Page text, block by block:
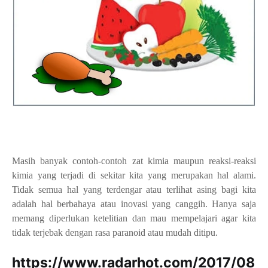
Masih banyak contoh-contoh zat kimia maupun reaksi-reaksi
kimia yang terjadi di sekitar kita yang merupakan hal alami.
Tidak semua hal yang terdengar atau terlihat asing bagi kita
adalah hal berbahaya atau inovasi yang canggih. Hanya saja
memang diperlukan ketelitian dan mau mempelajari agar kita
tidak terjebak dengan rasa paranoid atau mudah ditipu.
https://www.radarhot.com/2017/08